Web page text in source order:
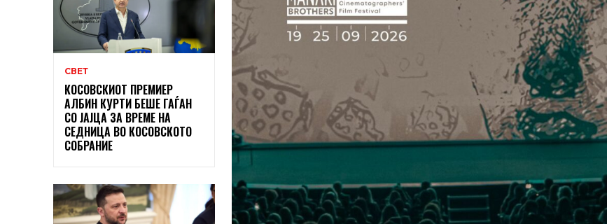
СВЕТ
КОСОВСКИОТ ПРЕМИЕР
АЛБИН КУРТИ БЕШЕ ГАЃАН
СО ЈАЈЦА ЗА ВРЕМЕ НА
СЕДНИЦА ВО КОСОВСКОТО
СОБРАНИЕ